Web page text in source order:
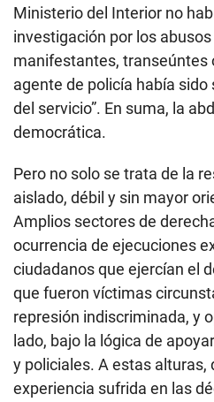
Ministerio del Interior no
investigación por los
manifestantes, transeúntes
agente de policía había
del servicio”. En suma, la
democrática.
Pero no solo se trata de la
aislado, débil y sin mayor
Amplios sectores de
ocurrencia de ejecuciones
ciudadanos que ejercían el
que fueron víctimas
represión indiscriminada, y
lado, bajo la lógica de
y policiales. A estas alturas,
experiencia sufrida en las